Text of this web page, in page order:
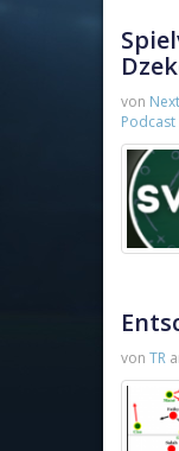
von
Podcast
von TR